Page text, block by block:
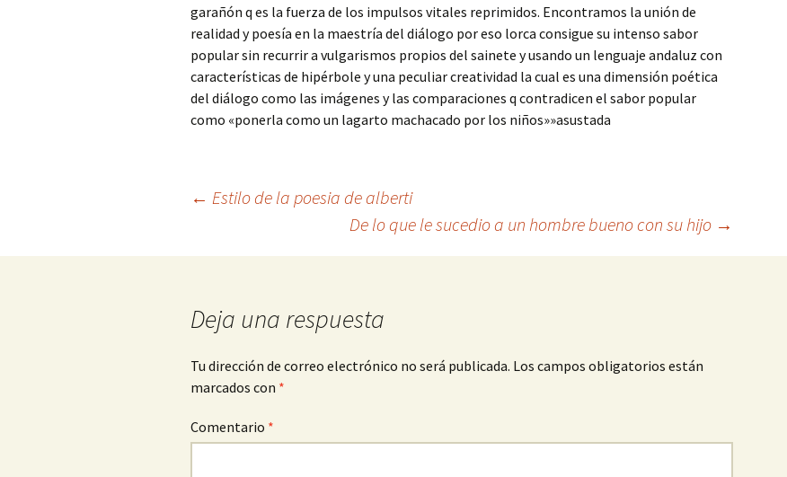
garañón q es la fuerza de los impulsos vitales reprimidos. Encontramos la unión de
realidad y poesía en la maestría del diálogo por eso lorca consigue su intenso sabor
popular sin recurrir a vulgarismos propios del sainete y usando un lenguaje andaluz con
características de hipérbole y una peculiar creatividad la cual es una dimensión poética
del diálogo como las imágenes y las comparaciones q contradicen el sabor popular
como «ponerla como un lagarto machacado por los niños»»asustada
Navegación
de
← Estilo de la poesia de alberti
De lo que le sucedio a un hombre bueno con su hijo →
Deja una respuesta
Tu dirección de correo electrónico no será publicada. Los campos obligatorios están
marcados con *
Comentario *